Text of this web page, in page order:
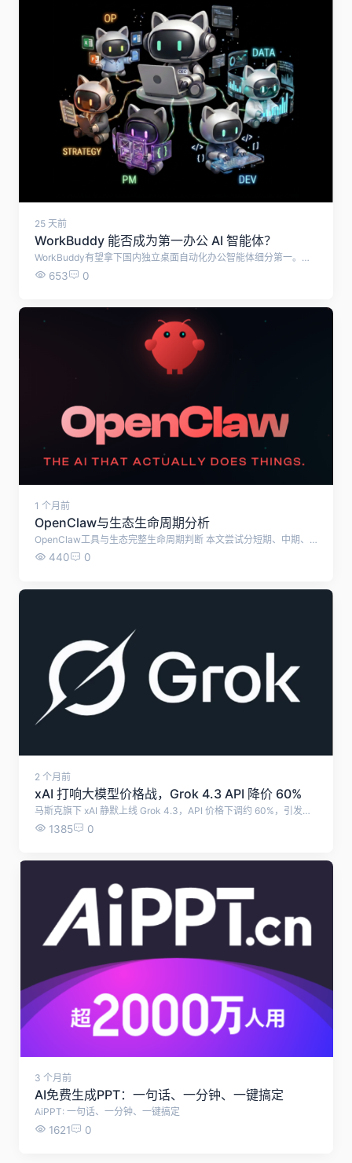
25 天前
WorkBuddy 能否成为第一办公 AI 智能体？
WorkBuddy有望拿下国内独立桌面自动化办公智能体细分第一。但受企业协同生态、移动端能力等短板限制，无法成为全域企业及全球办公AI赛道第一名，将与钉钉悟空、WPS AI形成差异化竞争格局。
653 0
1 个月前
OpenClaw与生态生命周期分析
OpenClaw工具与生态完整生命周期判断 本文尝试分短期、中期、长期三段，结合项目现状、风险、护城河客观测算OpenClaw这款智能体工具或者相似工具的发展趋势。 一、短期生命力（1～3年，2026–2029）：完全安全、高速增长，是黄金运营窗口期 支撑理由 赛道刚需独一无二，差异化壁垒极强 OpenClaw是极少数本地系统级执行、模型无关、纯自托管的终端Agent运行框架，定位“能操作电脑文件、软件、桌面的AI助手”，区别于LangGraph/CrewAI这类后端开发框架、AutoGPT纯实验型智能体。普通办公、个人自动化、小微企业没有替代同类成熟开源工具，C端+中小企业需求持续释放。 社区与生态飞轮已经跑通 GitHub 30万+星标、近千名全球持续贡献者，日均数百条PR/Issue迭代，更新频率行业第一；创始人Peter全职维护，大厂（英伟达、Kimi、MiniMax）主动适配接入； ClawHub官方技能仓库沉淀数千标准化Skill，国内衍生生态（xia345、各类中文技能站、私有化二次改版）持续扩容，形成标准锁定； MIT宽松开源协议，允许企业二次改造、搭建托管服务，大量服务商入局完善配套生态（部署、安全加固、私有化定制）。 行业周期红利：本地终端Agent处于普及早期 2026被行业定义为桌面Agent落地元年，云端大模型成本持续下行、本地Ollama离线模型普及，完美匹配OpenClaw“本地优先”架构；未来3年，个人自动化、企业内网办公自动化需求只会扩张。 短期仅有的可控风险 Token调用成本偏高、频繁更新易出现版本兼容bug、本地高权限带来安全隐患； 以上问题官方正在持续迭代修复，企业级备份、权限沙箱、日志审计功能已逐步补齐，属于可优化痛点，不会动摇存续根基。 结论：未来1–3年是生态最繁荣、流量最大、变现最顺畅的阶段。 二、中期生命力（3～7年，2029–2033）：稳定存续，但竞争加剧、增速放缓 存续核心逻辑 标准化生态具备长期锁定效应 SKILL.md、ClawHub统一技能规范、openclaw CLI命令行已经形成行业事实标准。就算出现竞品，开发者、存量数万套技能、企业定制项目迁移成本极高，生态不会短时间崩塌，会维持稳定使用人群。 分层商业模式支撑项目持续维护 原生项目开源免费，但周边商业化闭环成型：企业私有化部署服务、安全审计、托管云服务、垂直行业技能付费、模型渠道分销，持续产生现金流反哺社区开发，不会出现“没人维护停更”的局面。 使用人群分层留存 C端极客、办公自动化爱好者会长期使用； 中小企业内网自动化、数据处理场景高度依赖本地执行Agent，大厂SaaS Agent无法满足内网隐私需求； 开发者持续基于OpenClaw做二次分支、私有化改版，衍生生态会持续分流、延续整个“龙虾生态”的热度。 中期衰减变量（会降低增速，但不会淘汰项目） 微软、苹果、国产操作系统推出原生系统级AI助手，抢占普通小白用户； 新轻量化终端Agent开源框架分流开发者； 各国监管对本地高权限AI自动化工具出台更严格合规要求，提高企业落地门槛； 结论：3–7年不会消亡，但行业从爆发期进入存量竞争，流量红利收窄，平台需要深耕私有化、企业定制、垂直细分赛道才能持续盈利。 三、长期生命力（7年以上，2033之后）：分两种极端走向 走向1：长期持续存活（概率60%），变成基础设施级工具 如果行业发展符合以下趋势，OpenClaw会像现在的Python、Git一样长期存续： 终端自主Agent成为电脑标配生产力工具，本地执行、离线隐私是永久刚需； OpenClaw持续完成企业级、合规化改造，成为政企内网自动化标准选型； 社区形成基金会/商业公司承接维护，摆脱单一创始人依赖，实现长久开源运营。 走向2：逐步边缘化、被新一代架构替代（概率40%） 触发条件： 操作系统底层内置标准化Agent执行层，统一API，第三方独立运行框架失去生存空间； 多模态、具身智能技术迭代，全新架构完全替代“技能+本地脚本执行”模式； 全球监管全面限制本地高权限自主AI工具，商用落地基本锁死，仅小众极客圈子留存。 即便被边缘化，存量存量技能、配套站点、私有部署项目仍会维持5–10年长尾生命周期，不会瞬间彻底消失。 四、关键风险：会大幅缩短生命周期的致命隐患 安全重大事故 若出现大规模Skill供应链投毒、批量本地数据泄露事件，企业端市场会快速萎缩，仅保留个人玩家生态；官方正在完善自动病毒扫描、技能审核机制，风险持续降低。 创始人断更、无承接主体 当前项目由Peter单人主导，若后续精力转移、无商业公司接手维护，迭代速度断崖式下滑，竞争力快速落后竞品；目前已有多家AI服务商、模型厂商深度合作，存在接手预期。 算力成本长期居高不下 如果大模型API按量价格无法大幅下降，普通用户长期使用成本过高，会劝退大众用户，仅留存企业付费群体。 国内政策监管收紧 国内针对本地自主自动化工具出台限制，国内衍生生态、配套导航平台流量大幅下滑，但海外生态不受影响。 五、综合最终总结 0–3年（黄金期）：放心投入建站、填充内容、运营变现，生态高速扩张，流量红利充足； 3–7年（平稳期）：生态稳定存在，竞争变多，需要走差异化（私有化、离线、海外双语）路线维持竞争力； 7年以上（分化期）：要么成为长期基础设施永续存在，要么逐步小众长尾，即便衰退也有数年缓冲时间； 整体安全底线：至少拥有5年以上稳定商业运营周期，足够覆盖站点开发、回本、盈利完整周期；中长期只要避开通用综合赛道，主打本地离线私有化细分，生命周期会进一步拉长。
440 0
2 个月前
xAI 打响大模型价格战，Grok 4.3 API 降价 60%
马斯克旗下 xAI 静默上线 Grok 4.3，API 价格下调约 60%，引发行业连锁降价，大模型商业化进入 “低价普惠” 阶段。
1385 0
3 个月前
AI免费生成PPT：一句话、一分钟、一键搞定
AiPPT: 一句话、一分钟、一键搞定
1621 0